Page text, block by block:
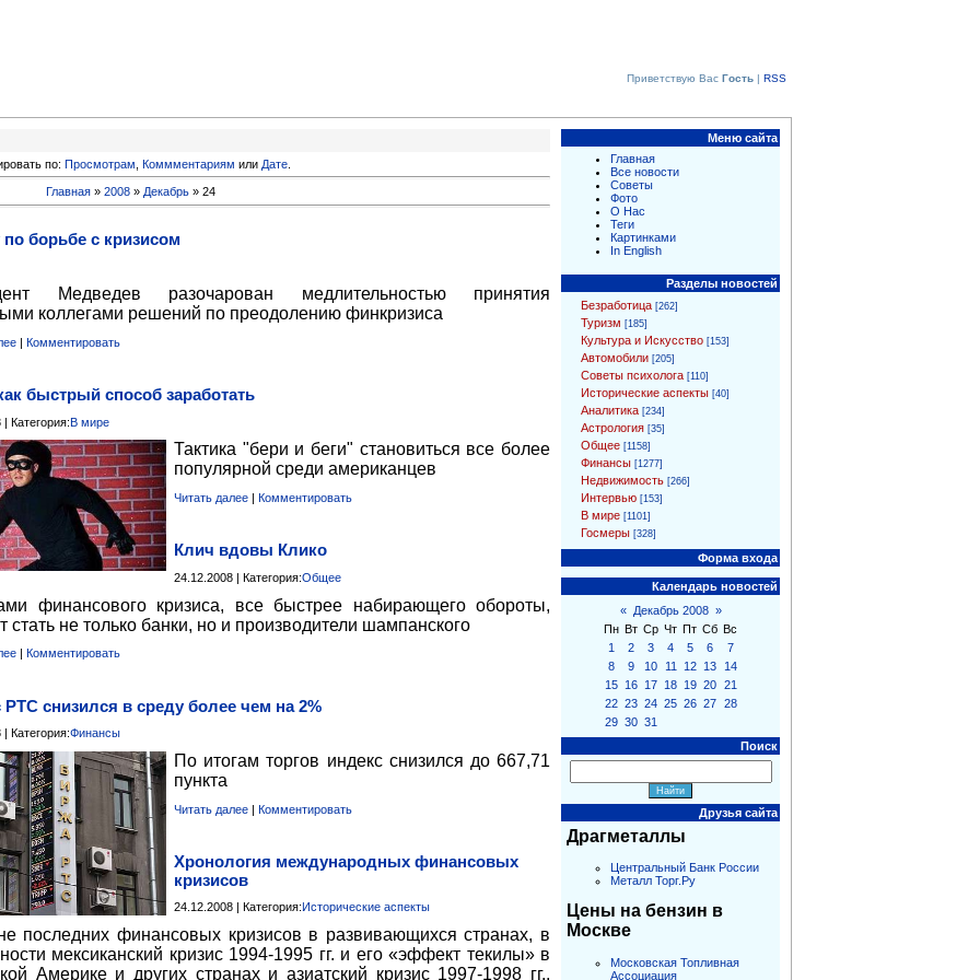
Приветствую Вас Гость | RSS
по: Просмотрам Коммментариям или Дате
Главная» 2008 » Декабрь » 24
борьбе с кризисом
Медведев разочарован медлительностью принятия
коллегами решений по преодолению финкризиса
| Комментировать
быстрый способ заработать
Категория:В мире
Тактика "бери и беги" становиться все более
популярной среди американцев
Читать далее | Комментировать
Клич вдовы Клико
24.12.2008 | Категория:Общее
финансового кризиса, все быстрее набирающего обороты,
стать не только банки, но и производители шампанского
Комментировать
РТС снизился в среду более чем на 2%
Категория:Финансы
По итогам торгов индекс снизился до 667,71
пункта
Читать далее | Комментировать
Хронология международных финансовых
кризисов
24.12.2008 | Категория:Исторические аспекты
последних финансовых кризисов в развивающихся странах, в
мексиканский кризис 1994-1995 гг. и его «эффект текилы» в
Америке и других странах и азиатский кризис 1997-1998 гг.,
Меню сайта
Главная
Все новости
Советы
Фото
О Нас
Теги
Картинками
In English
Разделы новостей
Безработица [262]
Туризм [185]
Культура и Искусство [153]
Автомобили [205]
Советы психолога [110]
Исторические аспекты [40]
Аналитика [234]
Астрология [35]
Общее [1158]
Финансы [1277]
Недвижимость [266]
Интервью [153]
В мире [1101]
Госмеры [328]
Форма входа
Календарь новостей
«
Декабрь 2008 »
Пн Вт Ср Чт Пт Сб Вс
1
2 3 4 5 6
7
8
9 10 11 12 13
14
15 16 17 18 19 20 21
22 23 24 25 26 27 28
29 30 31
Поиск
Друзья сайта
Драгметаллы
Центральный Банк России
Металл Торг.Ру
Цены на бензин в
Москве
Московская Топливная
Ассоциация